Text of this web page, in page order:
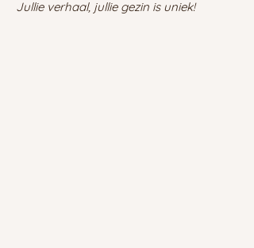
Jullie verhaal, jullie gezin is uniek!